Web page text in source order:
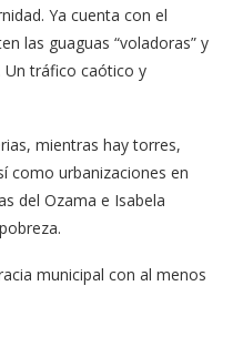
Ya cuenta con el
las guaguas “voladoras” y
Un tráfico caótico y
mientras hay torres,
como urbanizaciones en
del Ozama e Isabela
municipal con al menos